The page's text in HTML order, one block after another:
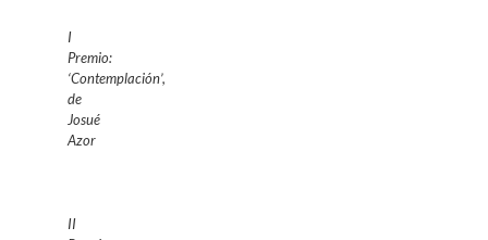
I
Premio:
‘Contemplación’,
de
Josué
Azor
II